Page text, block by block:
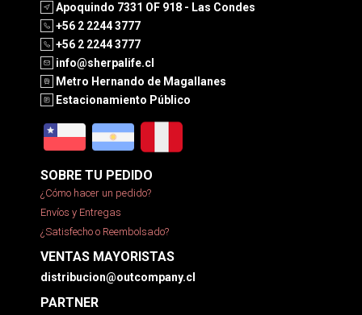
Apoquindo 7331 OF 918 - Las Condes
+56 2 2244 3777
+56 2 2244 3777
info@sherpalife.cl
Metro Hernando de Magallanes
Estacionamiento Público
SOBRE TU PEDIDO
¿Cómo hacer un pedido?
Envíos y Entregas
¿Satisfecho o Reembolsado?
VENTAS MAYORISTAS
distribucion@outcompany.cl
PARTNER